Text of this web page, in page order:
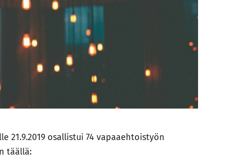
21.9.2019 osallistui 74 vapaaehtoistyön
täällä: